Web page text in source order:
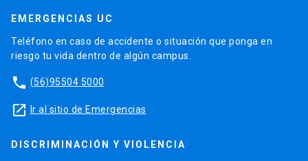
EMERGENCIAS UC
Teléfono en caso de accidente o situación que ponga en
riesgo tu vida dentro de algún campus.
phone (56)95504 5000
launch Ir al sitio de Emergencias
DISCRIMINACIÓN Y VIOLENCIA